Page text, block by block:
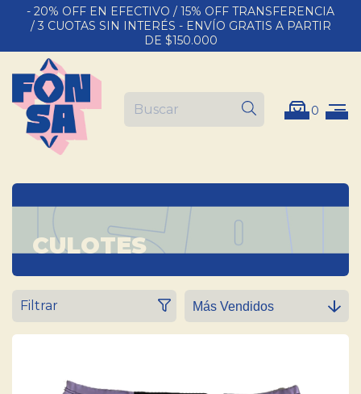
- 20% OFF EN EFECTIVO / 15% OFF TRANSFERENCIA
/ 3 CUOTAS SIN INTERÉS - ENVÍO GRATIS A PARTIR
DE $150.000
0
CULOTES
Filtrar